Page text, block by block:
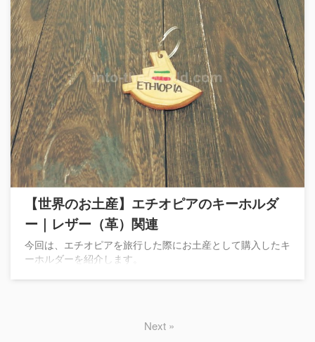
【世界のお土産】エチオピアのキーホルダ
ー｜レザー（革）関連
今回は、エチオピアを旅行した際にお土産として購入したキ
ーホルダーを紹介します。
Next »